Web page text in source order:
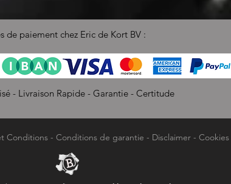
- Livraison Rapide - Garantie - Certitude
de paiement chez Eric de Kort BV :
Conditions - Conditions de garantie - Disclaimer - Cookies